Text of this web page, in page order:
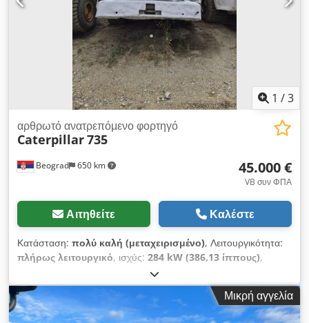
1 /3
Beograd 650 km
αρθρωτό ανατρεπόμενο φορτηγό
Caterpillar735
45.000 €
VB συν ΦΠΑ
Αιτηθείτε Καλέστε
Κατάσταση: πολύ καλή (μεταχειρισμένο), Λειτουργικότητα:
πλήρως λειτουργικό, ισχύς: 284 kW (386,13 ίππους),
, μέγιστο βάρος φόρτωσης:
κατασκευής:2007, αριθμός μηχανήματος/οχήματος:
CAT00735JB1N00920
, το μηχάνημα είναι πλήρως λειτουργικό
Dodjylw Nxopfx Am Hjck
Μικρή αγγελία